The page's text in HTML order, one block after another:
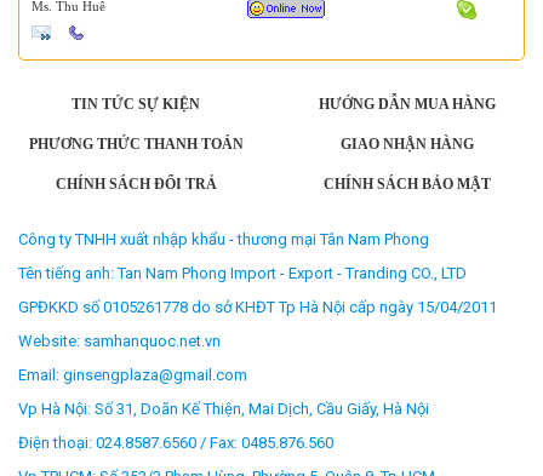
Ms. Thu Huê
TIN TỨC SỰ KIỆN HƯỚNG DẪN MUA HÀNG
PHƯƠNG THỨC THANH TOÁN GIAO NHẬN HÀNG
CHÍNH SÁCH ĐỔI TRẢ CHÍNH SÁCH BẢO MẬT
Công ty TNHH xuất nhập khẩu - thương mại Tân Nam Phong
Tên tiếng anh: Tan Nam Phong Import - Export - Tranding CO., LTD
GPĐKKD số 0105261778 do sở KHĐT Tp Hà Nội cấp ngày 15/04/2011
Website: samhanquoc.net.vn
Email: ginsengplaza@gmail.com
Vp Hà Nội: Số 31, Doãn Kế Thiện, Mai Dịch, Cầu Giấy, Hà Nội
Điện thoại: 024.8587.6560 / Fax: 0485.876.560